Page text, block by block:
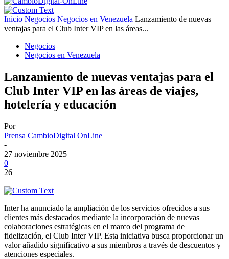
Inicio Negocios Negocios en Venezuela Lanzamiento de nuevas
ventajas para el Club Inter VIP en las áreas...
Negocios
Negocios en Venezuela
Lanzamiento de nuevas ventajas para el
Club Inter VIP en las áreas de viajes,
hotelería y educación
Por
Prensa CambioDigital OnLine
-
27 noviembre 2025
0
26
Inter ha anunciado la ampliación de los servicios ofrecidos a sus
clientes más destacados mediante la incorporación de nuevas
colaboraciones estratégicas en el marco del programa de
fidelización, el Club Inter VIP. Esta iniciativa busca proporcionar un
valor añadido significativo a sus miembros a través de descuentos y
atenciones especiales.